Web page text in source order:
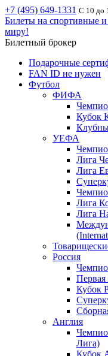
+7 (495) 649-1331 С 10 до
Билеты на спортивные
миру!
Билетный брокер
Подарочные
FAN ID не нужен
Футбол
ФИФА
Кубок
УЕФА
Лига
Лига
Лига
Лига
Россия
Первая
Кубок
Англия
Лига)
Кубок